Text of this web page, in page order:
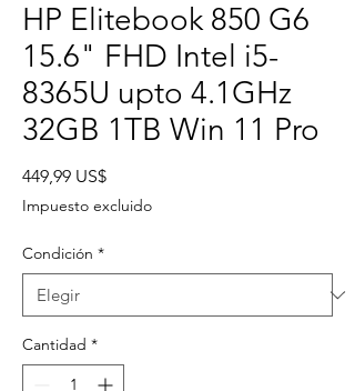
HP Elitebook 850 G6
15.6" FHD Intel i5-
8365U upto 4.1GHz
32GB 1TB Win 11 Pro
449,99 US$Precio
Impuesto excluido
Condición *
Cantidad *